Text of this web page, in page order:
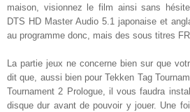
maison, visionnez le film ainsi sans
DTS HD Master Audio 5.1 japonaise et
au programme donc, mais des sous titres
La partie jeux ne concerne bien sur que
dit que, aussi bien pour Tekken Tag
Tournament 2 Prologue, il vous faudra
disque dur avant de pouvoir y jouer. Une